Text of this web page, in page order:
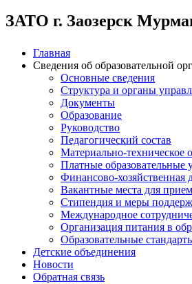
ЗАТО г. Заозерск
Главная
Сведения об образовательной
Основные сведения
Структура и органы
Документы
Образование
Руководство
Педагогический состав
Материально-техническое
Платные образовательные
Финансово-хозяйственная
Вакантные места для
Стипендия и меры
Международное
Организация питания в
Образовательные
Детские объединения
Новости
Обратная связь